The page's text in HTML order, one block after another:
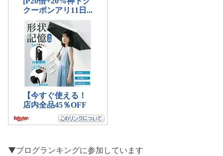
▼ブログランキングに参加しています